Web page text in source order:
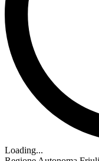
Loading...